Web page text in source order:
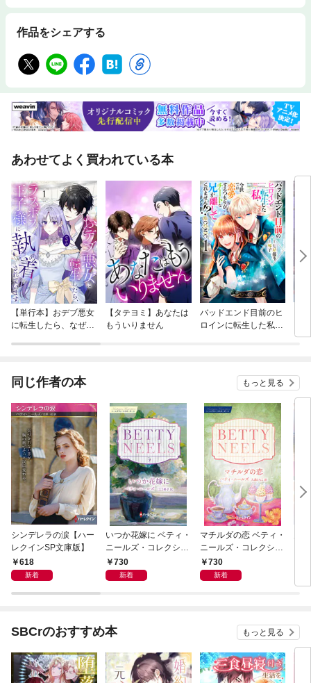
作品をシェアする
あわせてよく買われている本
【単行本】おデブ悪女
に転生したら、なぜか
【タテヨミ】あなたは
もういりません
バッドエンド目前のヒ
ロインに転生した私、
同じ作者の本 もっと見る
シンデレラの涙【ハー
レクインSP文庫版】
618
新着
いつか花嫁に ベティ・
ニールズ・コレクショ
ン【ハーレクイン・マ
スターピース版】
730
新着
マチルダの恋 ベティ・
ニールズ・コレクショ
ン【ハーレクイン・マ
スターピース版】
730
新着
SBCrのおすすめ本 もっと見る